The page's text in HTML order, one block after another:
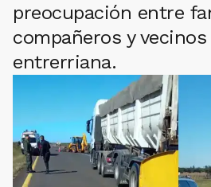
preocupación entre
compañeros y
entrerriana.